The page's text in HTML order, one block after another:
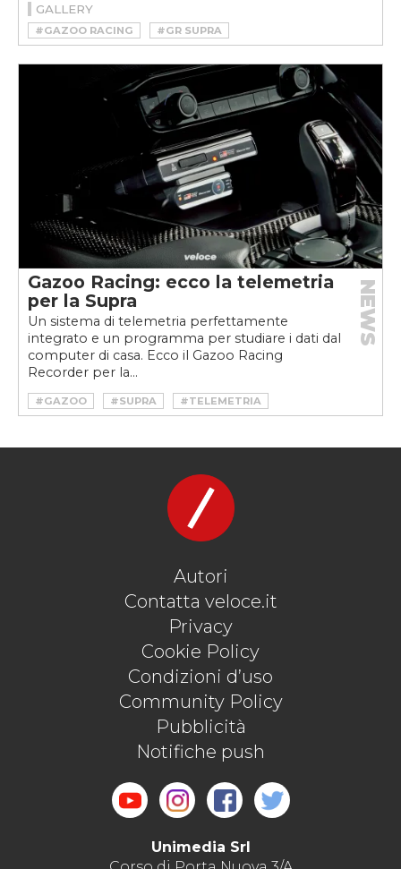
GALLERY
#GAZOO RACING
#GR SUPRA
#QUATTRO CILINDRI
#SPORTSCAR
#SUPRA
#SUPRA 2.0
#TOYOTA
#TOYOTA SUPRA
Gazoo Racing: ecco la telemetria
per la Supra
Un sistema di telemetria perfettamente
integrato e un programma per studiare i dati dal
computer di casa. Ecco il Gazoo Racing
Recorder per la...
NEWS
#GAZOO #SUPRA
#TELEMETRIA
#TOYOTA
#TOYOTA SUPRA
Autori
Contatta veloce.it
Privacy
Cookie Policy
Condizioni d’uso
Community Policy
Pubblicità
Notifiche push
Unimedia Srl